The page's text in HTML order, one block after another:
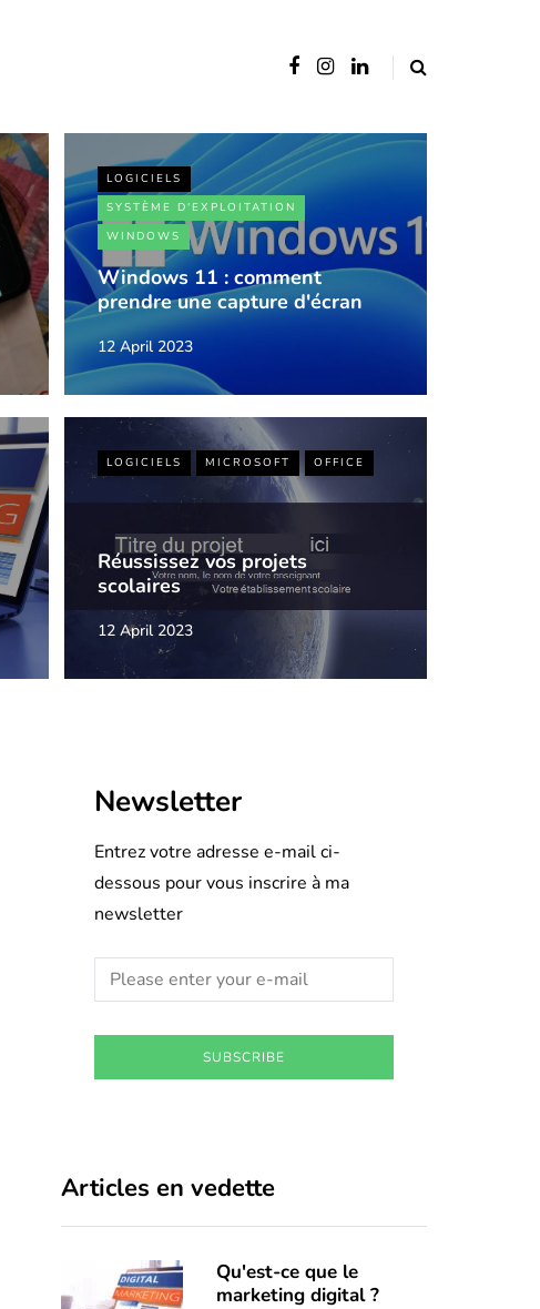
LOGICIELS
SYSTÈME D'EXPLOITATION
WINDOWS
Windows 11 : comment
prendre une capture d'écran
12 April 2023
LOGICIELS MICROSOFT OFFICE
Réussissez vos projets
scolaires
12 April 2023
Newsletter
Entrez votre adresse e-mail ci-
dessous pour vous inscrire à ma
newsletter
SUBSCRIBE
Articles en vedette
Qu'est-ce que le
marketing digital ?